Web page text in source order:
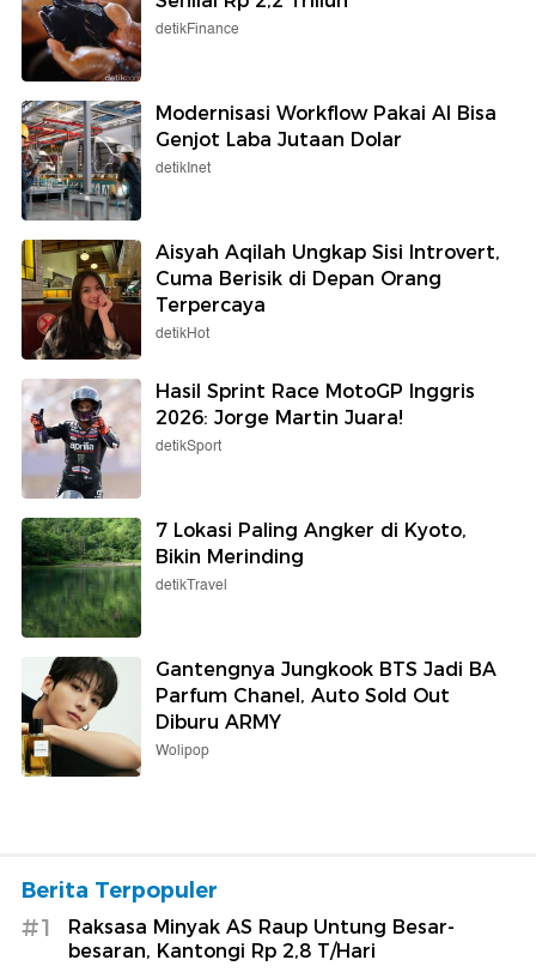
detikFinance
Modernisasi Workflow Pakai AI Bisa
Genjot Laba Jutaan Dolar
detikInet
Aisyah Aqilah Ungkap Sisi Introvert,
Cuma Berisik di Depan Orang
Terpercaya
detikHot
Hasil Sprint Race MotoGP Inggris
2026: Jorge Martin Juara!
detikSport
7 Lokasi Paling Angker di Kyoto,
Bikin Merinding
detikTravel
Gantengnya Jungkook BTS Jadi BA
Parfum Chanel, Auto Sold Out
Diburu ARMY
Wolipop
Berita Terpopuler
#1
Raksasa Minyak AS Raup Untung Besar-
besaran, Kantongi Rp 2,8 T/Hari